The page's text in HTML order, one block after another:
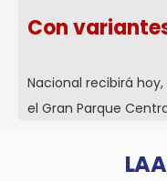
Con
Nacional recibirá hoy,
el Gran Parque